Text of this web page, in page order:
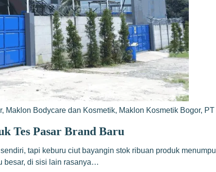
, Maklon Bodycare dan Kosmetik, Maklon Kosmetik Bogor,
Tes Pasar Brand Baru
tapi keburu ciut bayangin stok ribuan produk
besar, di sisi lain rasanya…